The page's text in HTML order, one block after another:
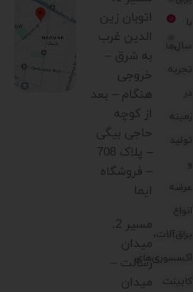
با
سال‌ها
تجربه
در
زمینه
تولید
و
عرضه
انواع
یراق‌آلات،
اکسسوری‌های
کابینت
اتوبان زین
الدین غرب
به شرق –
خروجی
هنگام – بعد
از کوچه
حاجی بیگی
– پلاک 708
– فروشگاه
ایما
مسیر 2.
میدان
رسالت –
میدان